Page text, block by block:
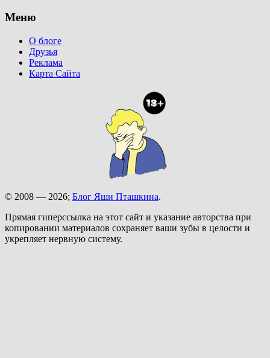
Меню
О блоге
Друзья
Реклама
Карта Сайта
© 2008 — 2026; Блог Яши Пташкина.
Прямая гиперссылка на этот сайт и указание авторства при
копировании материалов сохраняет ваши зубы в целости и
укрепляет нервную систему.